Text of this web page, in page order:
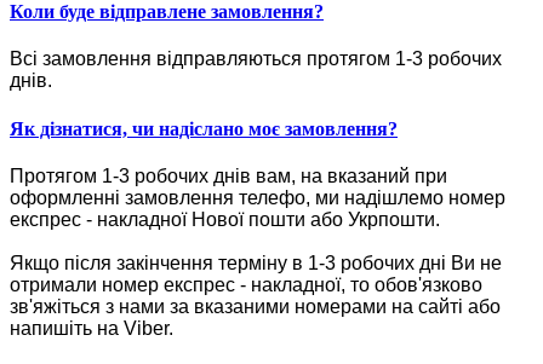
Коли буде відправлене замовлення?
Всі замовлення відправляються протягом 1-3 робочих
днів.
Як дізнатися, чи надіслано моє замовлення?
Протягом 1-3 робочих днів вам, на вказаний при
оформленні замовлення телефо, ми надішлемо номер
експрес - накладної Нової пошти або Укрпошти.
Якщо після закінчення терміну в 1-3 робочих дні Ви не
отримали номер експрес - накладної, то обов'язково
зв'яжіться з нами за вказаними номерами на сайті або
напишіть на Viber.